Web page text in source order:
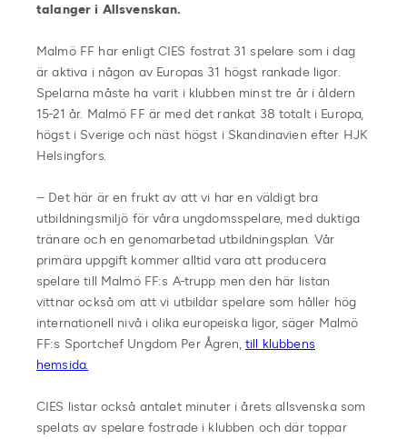
talanger i Allsvenskan.
Malmö FF har enligt CIES fostrat 31 spelare som i dag
är aktiva i någon av Europas 31 högst rankade ligor.
Spelarna måste ha varit i klubben minst tre år i åldern
15-21 år. Malmö FF är med det rankat 38 totalt i Europa,
högst i Sverige och näst högst i Skandinavien efter HJK
Helsingfors.
– Det här är en frukt av att vi har en väldigt bra
utbildningsmiljö för våra ungdomsspelare, med duktiga
tränare och en genomarbetad utbildningsplan. Vår
primära uppgift kommer alltid vara att producera
spelare till Malmö FF:s A-trupp men den här listan
vittnar också om att vi utbildar spelare som håller hög
internationell nivå i olika europeiska ligor, säger Malmö
FF:s Sportchef Ungdom Per Ågren, till klubbens
hemsida.
CIES listar också antalet minuter i årets allsvenska som
spelats av spelare fostrade i klubben och där toppar